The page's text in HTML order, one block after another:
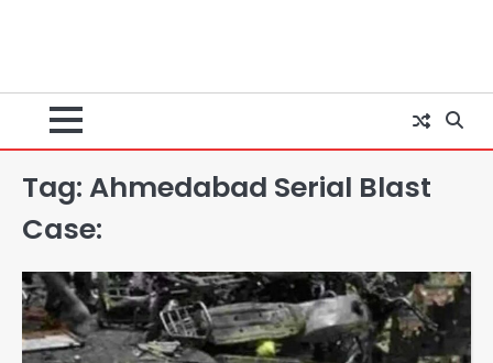
Tag:Ahmedabad Serial Blast
Case:
2
Team JHJ
अब पहला स्थान हासिल करना लक्ष्य: डीएम